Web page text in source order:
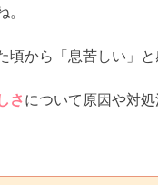
頃から「息苦しい」
さについて原因や対処